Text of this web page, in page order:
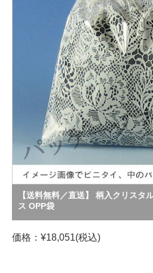
【送料無料／直送】 柄入クリスタ
ス OPP袋
価格：¥18,051(税込)